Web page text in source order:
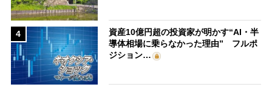
4
資産10億円超の投資家が明かす“AI・半
導体相場に乗らなかった理由” フルポ
ジション…